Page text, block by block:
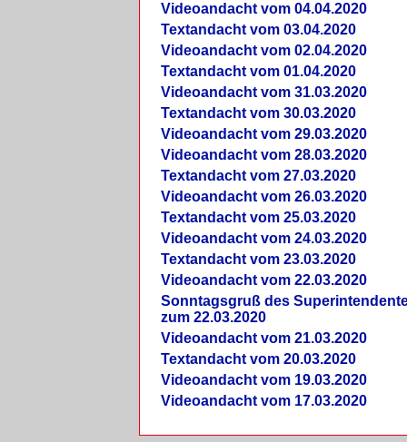
Videoandacht vom 04.04.2020
Textandacht vom 03.04.2020
Videoandacht vom 02.04.2020
Textandacht vom 01.04.2020
Videoandacht vom 31.03.2020
Textandacht vom 30.03.2020
Videoandacht vom 29.03.2020
Videoandacht vom 28.03.2020
Textandacht vom 27.03.2020
Videoandacht vom 26.03.2020
Textandacht vom 25.03.2020
Videoandacht vom 24.03.2020
Textandacht vom 23.03.2020
Videoandacht vom 22.03.2020
Sonntagsgruß des
zum 22.03.2020
Videoandacht vom 21.03.2020
Textandacht vom 20.03.2020
Videoandacht vom 19.03.2020
Videoandacht vom 17.03.2020